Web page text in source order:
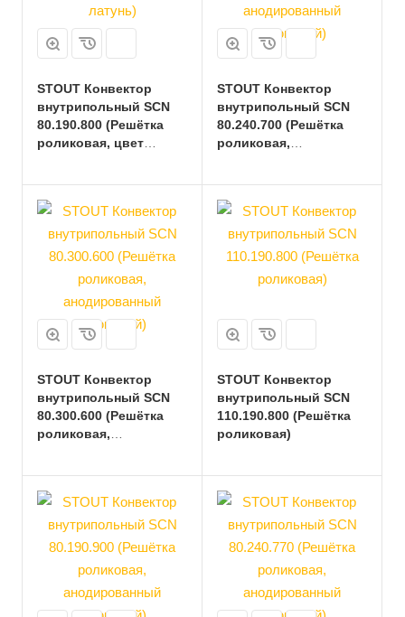
STOUT Конвектор
внутрипольный SCN
80.190.800 (Решётка
роликовая, цвет
STOUT Конвектор
внутрипольный SCN
80.240.700 (Решётка
роликовая,
STOUT Конвектор
внутрипольный SCN
80.300.600 (Решётка
роликовая,
STOUT Конвектор
внутрипольный SCN
110.190.800 (Решётка
роликовая)